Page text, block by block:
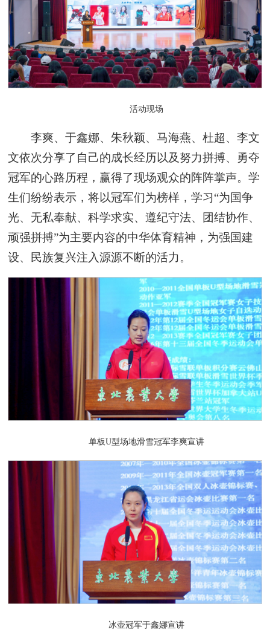
活动现场
李爽、于鑫娜、朱秋颖、马海燕、杜超、李文
文依次分享了自己的成长经历以及努力拼搏、勇夺
冠军的心路历程，赢得了现场观众的阵阵掌声。学
生们纷纷表示，将以冠军们为榜样，学习“为国争
光、无私奉献、科学求实、遵纪守法、团结协作、
顽强拼搏”为主要内容的中华体育精神，为强国建
设、民族复兴注入源源不断的活力。
单板U型场地滑雪冠军李爽宣讲
冰壶冠军于鑫娜宣讲